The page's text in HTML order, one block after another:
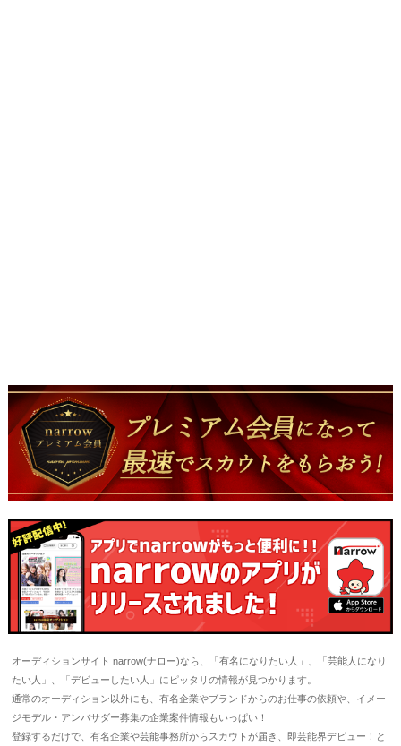
オーディションサイト narrow(ナロー)なら、「有名になりたい人」、「芸能人になり
たい人」、「デビューしたい人」にピッタリの情報が見つかります。
通常のオーディション以外にも、有名企業やブランドからのお仕事の依頼や、イメー
ジモデル・アンバサダー募集の企業案件情報もいっぱい！
登録するだけで、有名企業や芸能事務所からスカウトが届き、即芸能界デビュー！と